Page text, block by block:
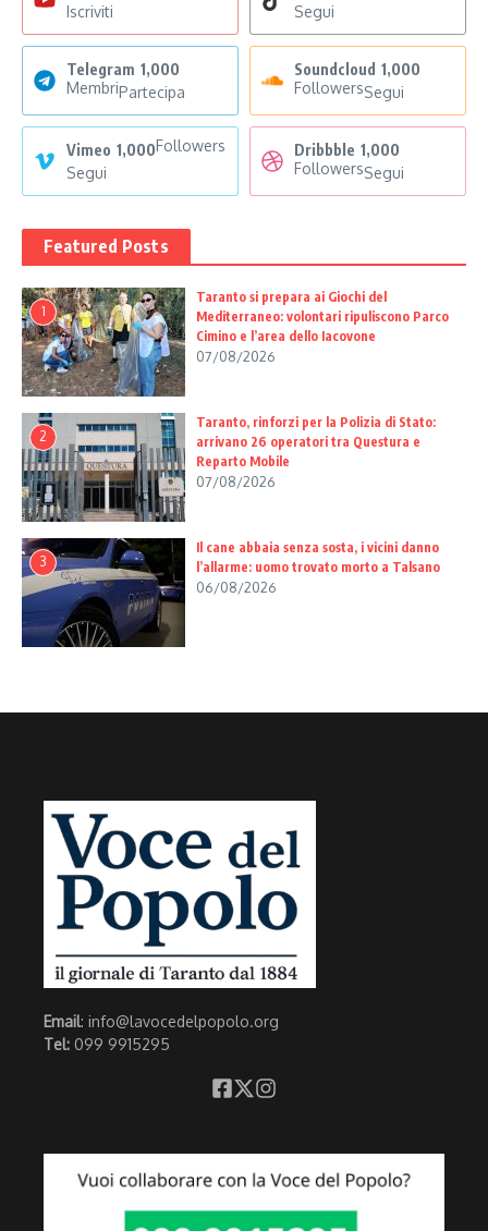
Iscriviti
Segui
Telegram 1,000
MembriPartecipa
Soundcloud 1,000
FollowersSegui
Vimeo 1,000Followers
Segui
Dribbble 1,000
FollowersSegui
Featured Posts
1
Taranto si prepara ai Giochi del
Mediterraneo: volontari ripuliscono Parco
Cimino e l’area dello Iacovone
07/08/2026
2
Taranto, rinforzi per la Polizia di Stato:
arrivano 26 operatori tra Questura e
Reparto Mobile
07/08/2026
3
Il cane abbaia senza sosta, i vicini danno
l’allarme: uomo trovato morto a Talsano
06/08/2026
Email: info@lavocedelpopolo.org
Tel: 099 9915295